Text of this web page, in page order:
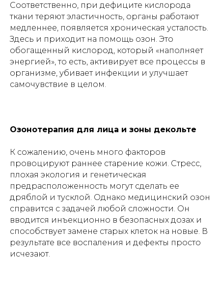
Соответственно, при дефиците кислорода
ткани теряют эластичность, органы работают
медленнее, появляется хроническая усталость.
Здесь и приходит на помощь озон. Это
обогащенный кислород, который «наполняет
энергией», то есть, активирует все процессы в
организме, убивает инфекции и улучшает
самочувствие в целом.
Озонотерапия для лица и зоны декольте
К сожалению, очень много факторов
провоцируют раннее старение кожи. Стресс,
плохая экология и генетическая
предрасположенность могут сделать ее
дряблой и тусклой. Однако медицинский озон
справится с задачей любой сложности. Он
вводится инъекционно в безопасных дозах и
способствует замене старых клеток на новые. В
результате все воспаления и дефекты просто
исчезают.